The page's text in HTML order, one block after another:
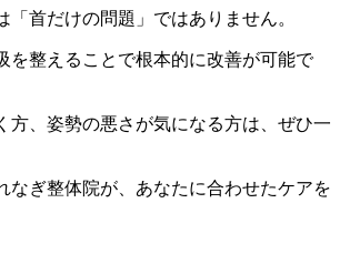
「首だけの問題」ではありません。
を整えることで根本的に改善が可能で
方、姿勢の悪さが気になる方は、ぜひ一
なぎ整体院が、あなたに合わせたケアを